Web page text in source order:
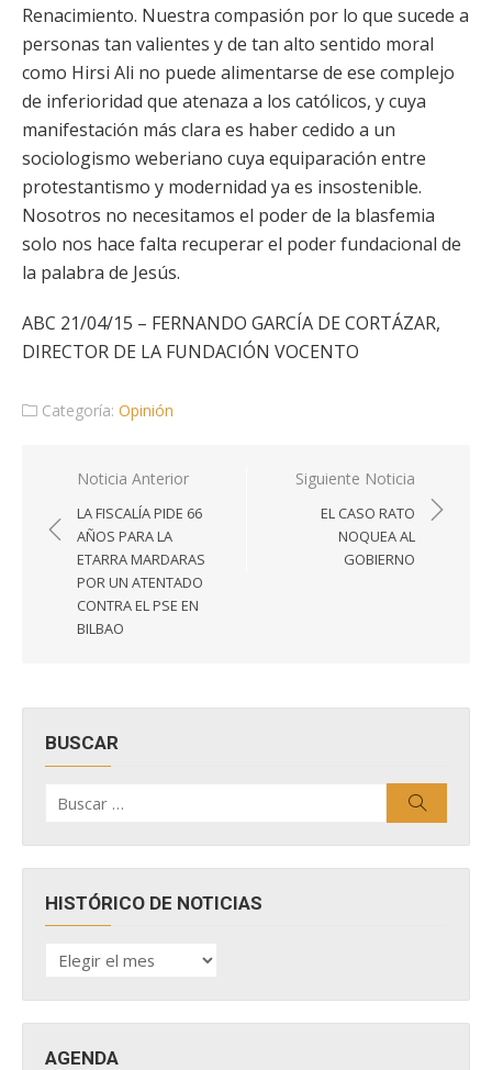
Renacimiento. Nuestra compasión por lo que sucede a
personas tan valientes y de tan alto sentido moral
como Hirsi Ali no puede alimentarse de ese complejo
de inferioridad que atenaza a los católicos, y cuya
manifestación más clara es haber cedido a un
sociologismo weberiano cuya equiparación entre
protestantismo y modernidad ya es insostenible.
Nosotros no necesitamos el poder de la blasfemia
solo nos hace falta recuperar el poder fundacional de
la palabra de Jesús.
ABC 21/04/15 – FERNANDO GARCÍA DE CORTÁZAR,
DIRECTOR DE LA FUNDACIÓN VOCENTO
Categoría: Opinión
Navegación
entradas
Noticia Anterior
LA FISCALÍA PIDE 66
AÑOS PARA LA
ETARRA MARDARAS
POR UN ATENTADO
CONTRA EL PSE EN
BILBAO
Siguiente Noticia
EL CASO RATO
NOQUEA AL
GOBIERNO
BUSCAR
por:
HISTÓRICO DE NOTICIAS
HISTÓRICO
DE
AGENDA